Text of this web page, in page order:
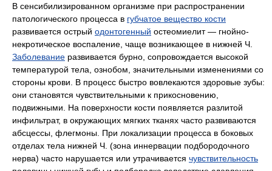
В сенсибилизированном организме при распространении
патологического процесса в губчатое вещество кости
развивается острый одонтогенный остеомиелит — гнойно-
некротическое воспаление, чаще возникающее в нижней Ч.
Заболевание развивается бурно, сопровождается высокой
температурой тела, ознобом, значительными изменениями со
стороны крови. В процесс быстро вовлекаются здоровые зубы:
они становятся чувствительными к прикосновению,
подвижными. На поверхности кости появляется разлитой
инфильтрат, в окружающих мягких тканях часто развиваются
абсцессы, флегмоны. При локализации процесса в боковых
отделах тела нижней Ч. (зона иннервации подбородочного
нерва) часто нарушается или утрачивается чувствительность